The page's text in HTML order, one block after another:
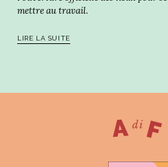
mettre au travail.
LIRE LA SUITE